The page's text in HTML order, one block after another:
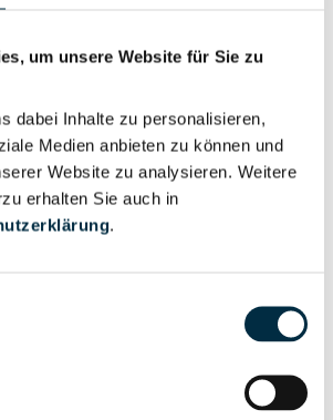
um unsere Website für Sie zu
dabei Inhalte zu personalisieren,
Medien anbieten zu können und
Website zu analysieren. Weitere
erhalten Sie auch in
.
Vollständiges
anfragen
Vollständiges
Unternehmensprofil